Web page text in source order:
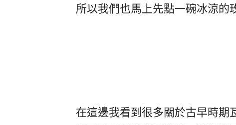
所以我們也馬上先點一碗冰涼的
在這邊我看到很多關於古早時期